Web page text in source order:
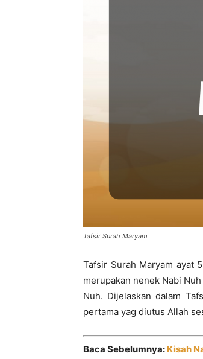
Tafsir Surah Maryam
Tafsir Surah Maryam ayat
merupakan nenek Nabi
Nuh. Dijelaskan dalam
pertama yag diutus Allah
Baca Sebelumnya: Kisah